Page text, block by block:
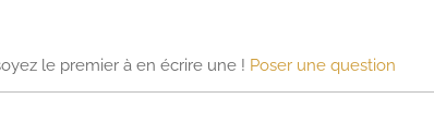
le premier à en écrire une ! Poser une question